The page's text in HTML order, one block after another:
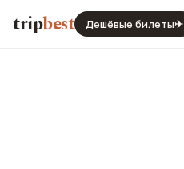
tripbest Дешёвые билеты✈